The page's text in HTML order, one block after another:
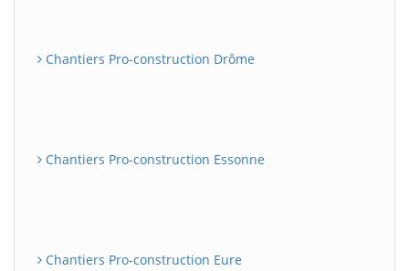
Chantiers Pro-construction Drôme
Chantiers Pro-construction Essonne
Chantiers Pro-construction Eure